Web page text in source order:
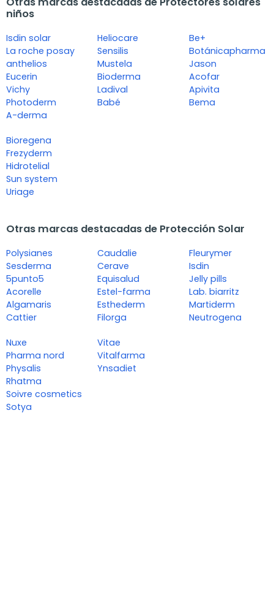
niños
Isdin solar
La roche posay
anthelios
Eucerin
Vichy
Photoderm
A-derma
Heliocare
Sensilis
Mustela
Bioderma
Ladival
Babé
Be+
Botánicapharma
Jason
Acofar
Apivita
Bema
Bioregena
Frezyderm
Hidrotelial
Sun system
Uriage
Otras marcas destacadas de Protección Solar
Polysianes
Sesderma
5punto5
Acorelle
Algamaris
Cattier
Caudalie
Cerave
Equisalud
Estel-farma
Esthederm
Filorga
Fleurymer
Isdin
Jelly pills
Lab. biarritz
Martiderm
Neutrogena
Nuxe
Pharma nord
Physalis
Rhatma
Soivre cosmetics
Sotya
Vitae
Vitalfarma
Ynsadiet